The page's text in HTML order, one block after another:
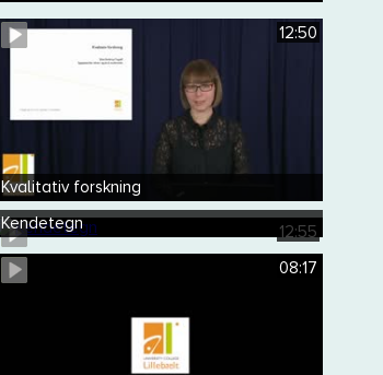
12:50
Kvalitativ forskning
12:55
Kendetegn
08:17